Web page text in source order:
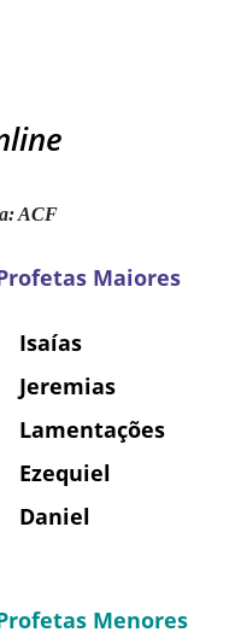
ACF
Maiores
Isaías
Jeremias
Lamentações
Ezequiel
Daniel
Menores